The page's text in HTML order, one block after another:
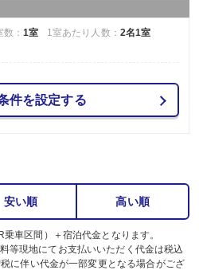
数：1室 1室あたり人数： 2名1室
件を設定する
安い順 高い順
車区間）＋宿泊代金となります。
等現地にてお支払いいただく代金は税込
に伴い代金が一部変更となる場合がござ